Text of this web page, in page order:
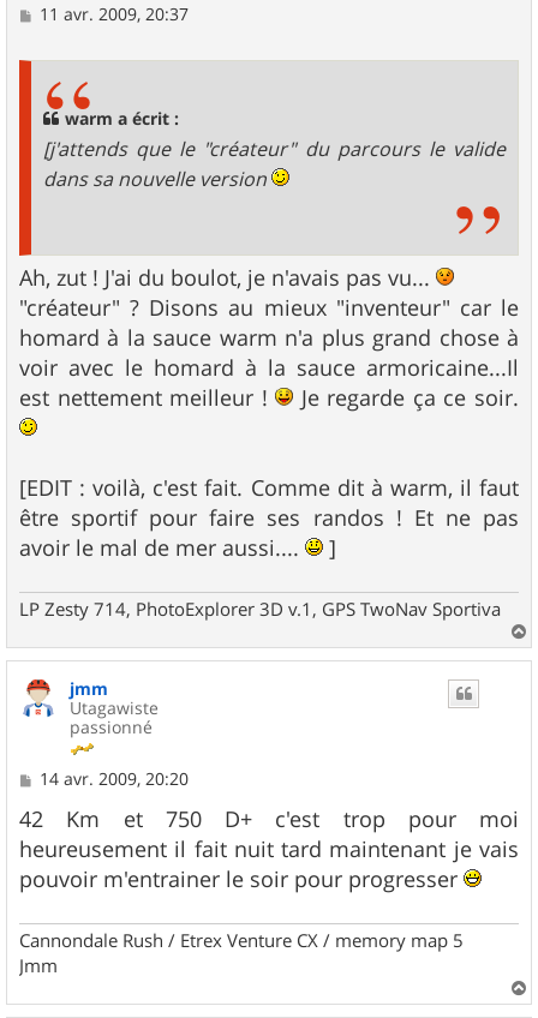
M11 avr. 2009, 20:37
warm a écrit :
[j'attends que le "créateur" du parcours le valide
dans sa nouvelle version
Ah, zut ! J'ai du boulot, je n'avais pas vu...
"créateur" ? Disons au mieux "inventeur" car le
homard à la sauce warm n'a plus grand chose à
voir avec le homard à la sauce armoricaine...Il
est nettement meilleur !
Je regarde ça ce soir.
[EDIT : voilà, c'est fait. Comme dit à warm, il faut
être sportif pour faire ses randos ! Et ne pas
avoir le mal de mer aussi....
]
LP Zesty 714, PhotoExplorer 3D v.1, GPS TwoNav Sportiva
a
jmm
Utagawiste
passionné
M
s
s
a
g
e
14 avr. 2009, 20:20
42 Km et 750 D+ c'est trop pour moi
heureusement il fait nuit tard maintenant je vais
pouvoir m'entrainer le soir pour progresser
Cannondale Rush / Etrex Venture CX / memory map 5
Jmm
a